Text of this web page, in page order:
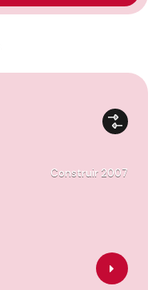
Construir 2007